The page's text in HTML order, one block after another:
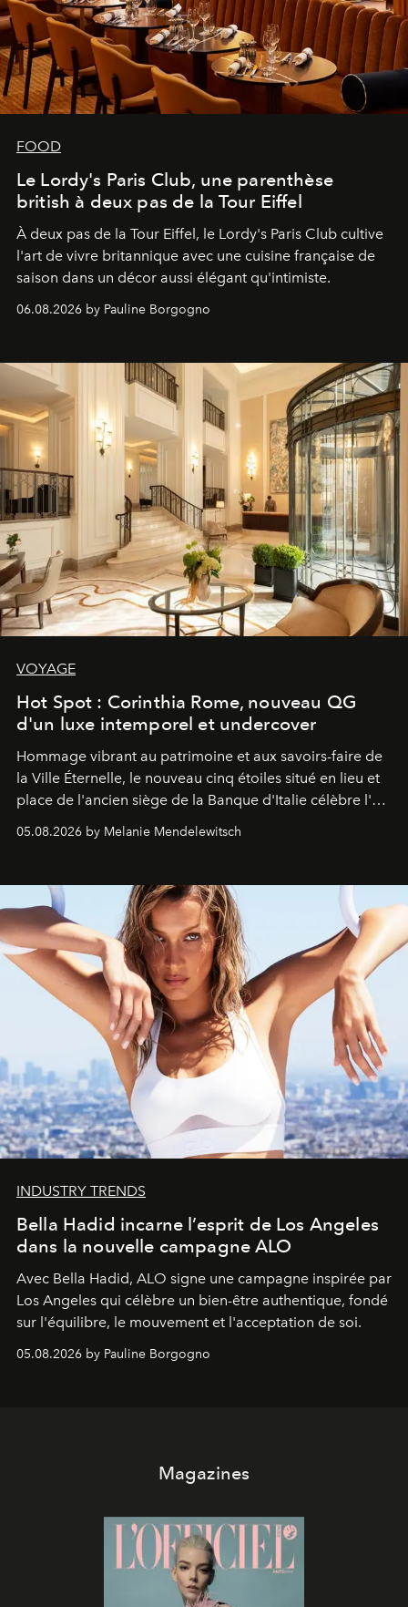
FOOD
Le Lordy's Paris Club, une parenthèse
british à deux pas de la Tour Eiffel
À deux pas de la Tour Eiffel, le Lordy's Paris Club cultive
l'art de vivre britannique avec une cuisine française de
saison dans un décor aussi élégant qu'intimiste.
06.08.2026 by Pauline Borgogno
VOYAGE
Hot Spot : Corinthia Rome, nouveau QG
d'un luxe intemporel et undercover
Hommage vibrant au patrimoine et aux savoirs-faire de
la Ville Éternelle, le nouveau cinq étoiles situé en lieu et
place de l'ancien siège de la Banque d'Italie célèbre l'art
de vivre Romain dans toute son élégance intemporelle.
05.08.2026 by Melanie Mendelewitsch
INDUSTRY TRENDS
Bella Hadid incarne l’esprit de Los Angeles
dans la nouvelle campagne ALO
Avec Bella Hadid, ALO signe une campagne inspirée par
Los Angeles qui célèbre un bien-être authentique, fondé
sur l'équilibre, le mouvement et l'acceptation de soi.
05.08.2026 by Pauline Borgogno
Magazines